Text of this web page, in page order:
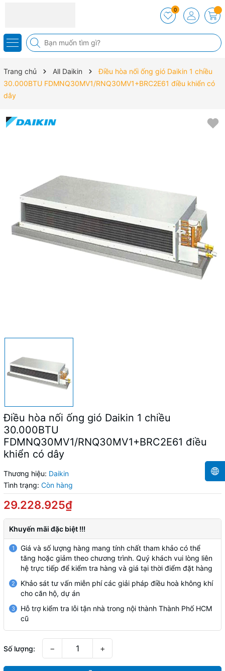
0
Trang chủ All Daikin
Điều hòa nối ống gió Daikin 1 chiều
30.000BTU FDMNQ30MV1/RNQ30MV1+BRC2E61 điều khiển có
dây
Điều hòa nối ống gió Daikin 1 chiều
30.000BTU
FDMNQ30MV1/RNQ30MV1+BRC2E61 điều
khiển có dây
Thương hiệu: Daikin
Tình trạng: Còn hàng
29.228.925₫
Khuyến mãi đặc biệt !!!
1
Giá và số lượng hàng mang tính chất tham khảo có thể
tăng hoặc giảm theo chương trình. Quý khách vui lòng liên
hệ trực tiếp để kiểm tra hàng và giá tại thời điểm đặt hàng
2
Khảo sát tư vấn miễn phí các giải pháp điều hoà không khí
cho căn hộ, dự án
3
Hỗ trợ kiểm tra lỗi tận nhà trong nội thành Thành Phố HCM
cũ
Số lượng: − +